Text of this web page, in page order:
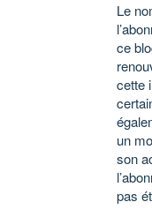
Le
ce
cette
un
son
pas